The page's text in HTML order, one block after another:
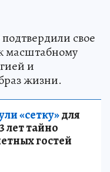
свое
масштабному
и
жизни.
«сетку»для
лет тайно
гостей